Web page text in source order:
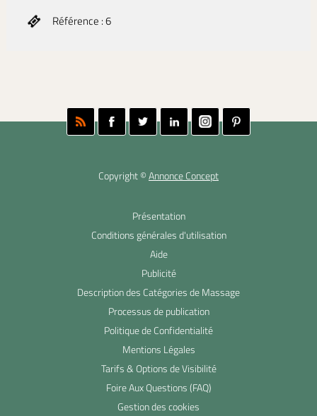
Référence : 6
Copyright ©Annonce Concept
Présentation
Conditions générales d'utilisation
Aide
Publicité
Description des Catégories de Massage
Processus de publication
Politique de Confidentialité
Mentions Légales
Tarifs & Options de Visibilité
Foire Aux Questions (FAQ)
Gestion des cookies